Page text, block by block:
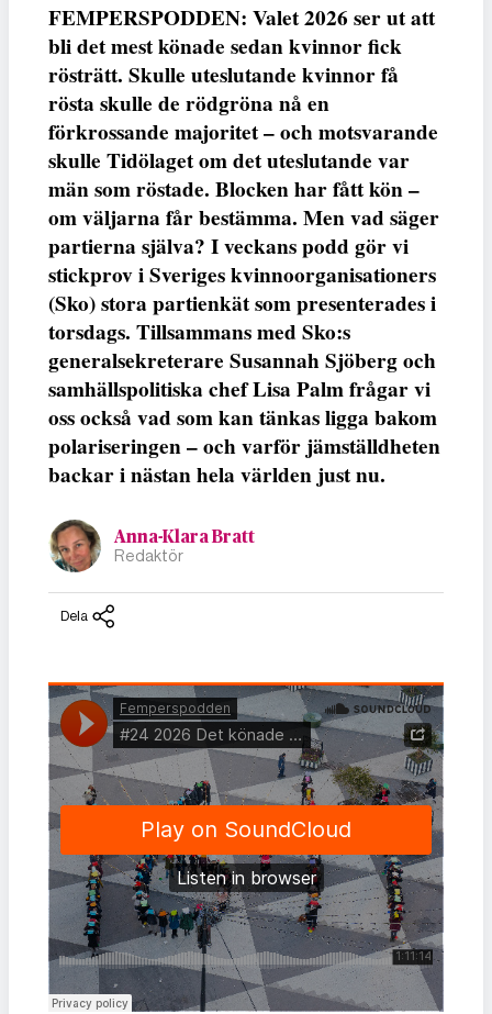
FEMPERSPODDEN: Valet 2026 ser ut att
bli det mest könade sedan kvinnor fick
rösträtt. Skulle uteslutande kvinnor få
rösta skulle de rödgröna nå en
förkrossande majoritet – och motsvarande
skulle Tidölaget om det uteslutande var
män som röstade. Blocken har fått kön –
om väljarna får bestämma. Men vad säger
partierna själva? I veckans podd gör vi
stickprov i Sveriges kvinnoorganisationers
(Sko) stora partienkät som presenterades i
torsdags. Tillsammans med Sko:s
generalsekreterare Susannah Sjöberg och
samhällspolitiska chef Lisa Palm frågar vi
oss också vad som kan tänkas ligga bakom
polariseringen – och varför jämställdheten
backar i nästan hela världen just nu.
Anna-Klara Bratt
Redaktör
Dela